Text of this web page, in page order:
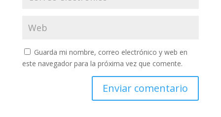
Guarda mi nombre, correo electrónico y web en
este navegador para la próxima vez que comente.